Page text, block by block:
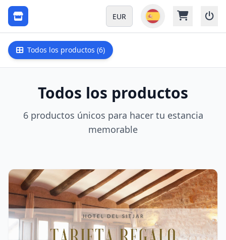
EUR
Todos los productos (6)
Todos los productos
6 productos únicos para hacer tu estancia
memorable